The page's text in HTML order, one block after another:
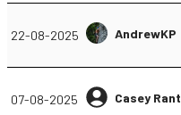
22-08-2025 AndrewKP
07-08-2025 Casey Rant